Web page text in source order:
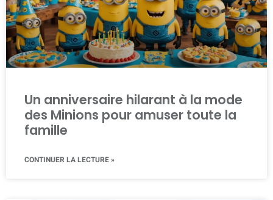
Un anniversaire hilarant à la mode
des Minions pour amuser toute la
famille
CONTINUER LA LECTURE »